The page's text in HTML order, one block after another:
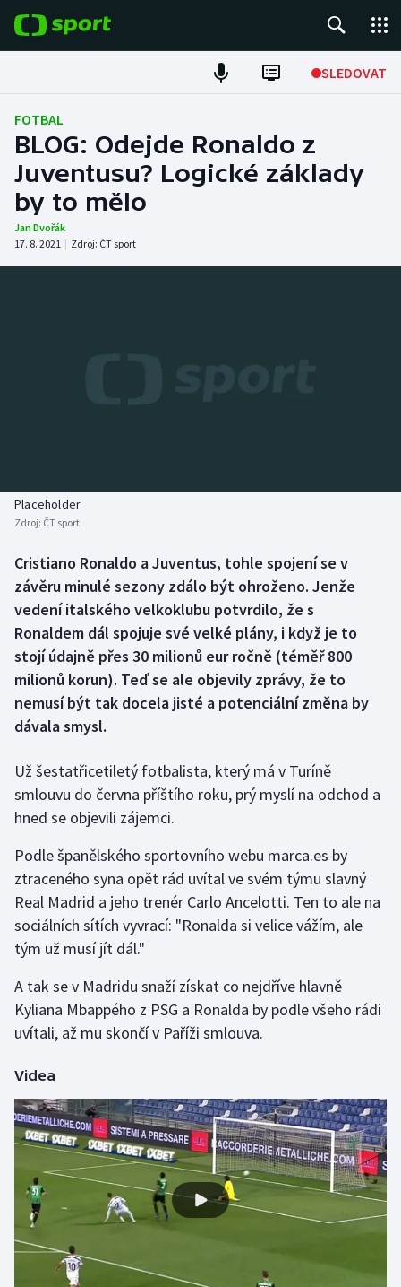
SLEDOVAT
Fotbal
Hokej
Tenis
Atletika
Biatlon
Box
Curling
Dostihy
Florbal
Golf
Gymnastika
Házená
Jezdectví
Krasobruslení
Lyže a snowboard
Moderní pětiboj
Motorsport
Olympijské hry
Parasport
Aplikace ČT sport
FOTBAL
BLOG: Odejde Ronaldo z
Juventusu? Logické základy
by to mělo
Jan Dvořák
17. 8. 2021 | Zdroj: ČT sport
Placeholder
Zdroj: ČT sport
Cristiano Ronaldo a Juventus, tohle spojení se v
závěru minulé sezony zdálo být ohroženo. Jenže
vedení italského velkoklubu potvrdilo, že s
Ronaldem dál spojuje své velké plány, i když je to
stojí údajně přes 30 milionů eur ročně (téměř 800
milionů korun). Teď se ale objevily zprávy, že to
nemusí být tak docela jisté a potenciální změna by
dávala smysl.
Už šestatřicetiletý fotbalista, který má v Turíně
smlouvu do června příštího roku, prý myslí na odchod a
hned se objevili zájemci.
Podle španělského sportovního webu marca.es by
ztraceného syna opět rád uvítal ve svém týmu slavný
Real Madrid a jeho trenér Carlo Ancelotti. Ten to ale na
sociálních sítích vyvrací: "Ronalda si velice vážím, ale
tým už musí jít dál."
A tak se v Madridu snaží získat co nejdříve hlavně
Kyliana Mbappého z PSG a Ronalda by podle všeho rádi
uvítali, až mu skončí v Paříži smlouva.
Videa